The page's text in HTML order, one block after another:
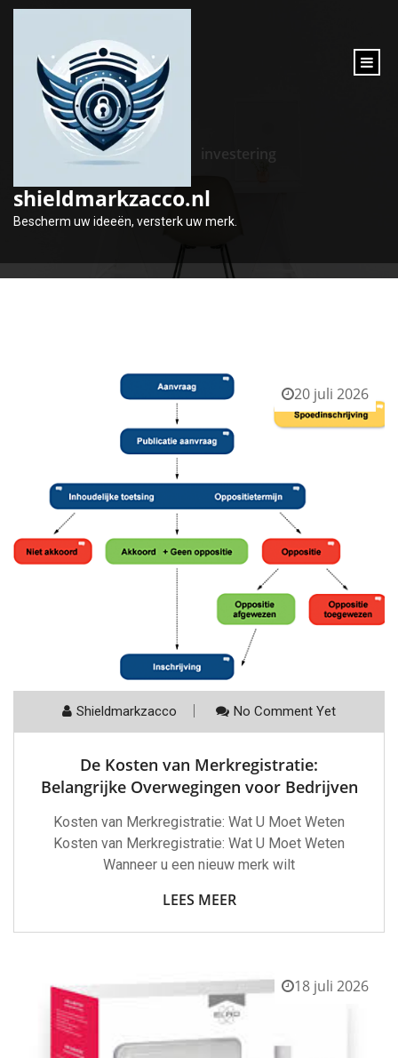
inhoud
shieldmarkzacco.nl
Bescherm uw ideeën, versterk uw merk.
Tag: investering
20 juli 2026
Shieldmarkzacco No Comment Yet
De Kosten van Merkregistratie:
Belangrijke Overwegingen voor Bedrijven
Kosten van Merkregistratie: Wat U Moet Weten
Kosten van Merkregistratie: Wat U Moet Weten
Wanneer u een nieuw merk wilt
LEES MEER
18 juli 2026